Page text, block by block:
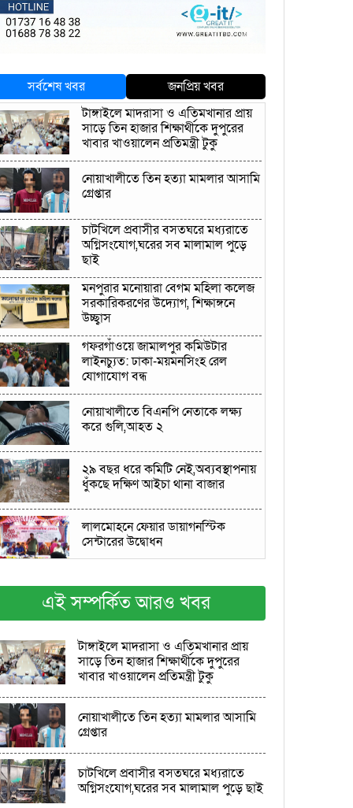
সর্বশেষ খবর
জনপ্রিয় খবর
টাঙ্গাইলে মাদরাসা ও এতিমখানার প্রায়
সাড়ে তিন হাজার শিক্ষার্থীকে দুপুরের
খাবার খাওয়ালেন প্রতিমন্ত্রী টুকু
নোয়াখালীতে তিন হত্যা মামলার আসামি
গ্রেপ্তার
চাটখিলে প্রবাসীর বসতঘরে মধ্যরাতে
অগ্নিসংযোগ,ঘরের সব মালামাল পুড়ে
ছাই
মনপুরার মনোয়ারা বেগম মহিলা কলেজ
সরকারিকরণের উদ্যোগ, শিক্ষাঙ্গনে
উচ্ছ্বাস
গফরগাঁওয়ে জামালপুর কমিউটার
লাইনচ্যুত: ঢাকা-ময়মনসিংহ রেল
যোগাযোগ বন্ধ
নোয়াখালীতে বিএনপি নেতাকে লক্ষ্য
করে গুলি,আহত ২
২৯ বছর ধরে কমিটি নেই,অব্যবস্থাপনায়
ধুঁকছে দক্ষিণ আইচা থানা বাজার
লালমোহনে ফেয়ার ডায়াগনস্টিক
সেন্টারের উদ্বোধন
ট্রেনের ধাক্কায় পাওয়ার টিলারচালক
নিহত
শরণখোলায় ওসির বিরুদ্ধে ‘ষড়যন্ত্রের’
অভিযোগে মানববন্ধন, মাদকবিরোধী
অবস্থানের প্রতি সমর্থন
ফুলছড়িতে পৃথক অভিযানে গাঁজাসহ
আটক ৩, ভ্রাম্যমাণ আদালতে কারাদণ্ড
চকরিয়ায় বিশ্বাসভঙ্গ ও অর্থ আত্মসাতের
মামলায় মানিক কারাগারে
এই সম্পর্কিত আরও খবর
টাঙ্গাইলে মাদরাসা ও এতিমখানার প্রায়
সাড়ে তিন হাজার শিক্ষার্থীকে দুপুরের
খাবার খাওয়ালেন প্রতিমন্ত্রী টুকু
নোয়াখালীতে তিন হত্যা মামলার আসামি
গ্রেপ্তার
চাটখিলে প্রবাসীর বসতঘরে মধ্যরাতে
অগ্নিসংযোগ,ঘরের সব মালামাল পুড়ে ছাই